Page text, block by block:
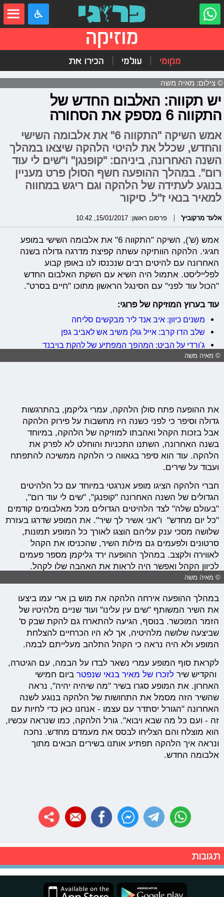
מוזיקה
מקומי עולמי הכירו את
© צילום: מאיה משה
יש תקווה: האלבום החדש של
התקווה 6 מספק את הסחורה
אמש השיקה "התקווה 6" את אלבומה השישי
והחדש, שכלל את להיטי הלהקה שיצאו במהלך
השנה האחרונה, ביניהם: "קופנגן" ו"שים לי עוד
רום". במהלך ההופעה חשף הסולן פרט מעניין
בנוגע לעתידה של הלהקה וגם ריגש במחווה
למאיר בנאי ז"ל. סיקור
אלעד מרקוביץ' פרסום ראשון: 15/01/2017, 10:42
אמש (ש'), השיקה "התקווה 6" את אלבומה השישי במופע
חגיגי. הלהקה הוותיקה עשתה קפיצת מדרגה גדולה בשנה
האחרונה עם להיטים רבים שנכנסו לנו באופן קבוע
לפלייליסט. אתמול היה השיא עם השקת האלבום החדש
"הכול עוד לפני" עם הסינגל הראשון מתוכו "חיים בסרט".
עוד בערוץ המוזיקה של פרוגי:
משנים כיוון: איב אנד ליר מבקשים סליחה
שלב הדו קרב: אייל גולן משיב אש לאביב גפן
ג'ורדי על הביט: המהפך המפתיע של להקת בויבנד
© מאיה משה
את ההופעה פתח סולן הלהקה, עמרי גליקמן, בהתרגשות
גדולה וסיפר כי לפני כשנה היו מחשבות על פירוק הלהקה
אבל בזכות הקהל ואהבתו למוזיקה של הלהקה, במיוחד
בשנה האחרונה, השתנו התכניות והוחלט לא לפרק את
הלהקה. עוד הוא סיפר בגאווה כי הלהקה ממשיכה להתפתח
ועבוד על שירים.
חברי הלהקה הציגו מופע אנרגטי במיוחד עם כל הלהיטים
הגדולים של השנה האחרונה "קופנגן", "שים לי עוד רום",
"בעולם שלה" לצד הלהיטים הגדולים מכל מאלבומים קודמים
"כל יום מחדש" ו"אני אשיר לך שיר". את המופע שדרגו בעזרת
שלושה מסכי ענק עליהם הוצגו לאורך כל המופע תמונות,
סרטונים ולפעמים גם מילות השיר, שהכניסו את הקהל
לאווירה ולקצב. במהלך ההופעה ירד גליקמן מספר פעמים
לכיוון הקהל ואפשר היה לראות את האהבה שלו לקהל.
© מאיה משה
במהלך ההופעה אירחה הלהקה את מוש בן ארי עמו ביצעו
את השיר המשותף "שים עין עלינו" ועוד שניים מלהיטיו של
הזמר המוכשר. בנוסף, הגיעה להתארח גם להקת שבק ס'
שביצעה שלושה מלהיטיה, אך לא היו הכרחיים להצלחת
המופע ולא היה נראה כי הקהל התלהב מעלייתם לבמה.
לקראת סוף המופע עמרי נשאר לבדו על הבמה, עם הגיטרה,
והקדיש שירלזכרו של מאיר בנאי שנפטרביום חמישי
האחרון. את המופע סגרו בשיר "מה שיהיה יהיה", נראה
שהשיר הזה מסמל את התחושות של הלהקה בנוגע לשנה
האחרונה "הגורל יסתדר עם עצמו - אנחנו כאן כדי לחיות עם
זה - ועם כל מה שבא ויבוא". גורל הלהקה, כמו שנראה עכשיו,
הוא מוצלח והם הצליחו לבסס את מעמדם מחדש. נחכה
ונראה איך הלהקה תפתיע אותנו בשירים הבאים מתוך
אלבומה החדש.
תגובות